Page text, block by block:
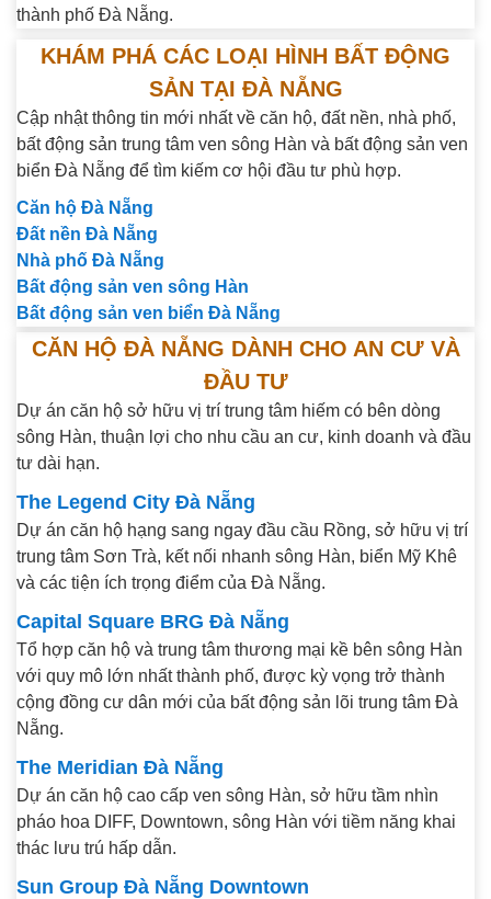
thành phố Đà Nẵng.
KHÁM PHÁ CÁC LOẠI HÌNH BẤT ĐỘNG
SẢN TẠI ĐÀ NẴNG
Cập nhật thông tin mới nhất về căn hộ, đất nền, nhà phố,
bất động sản trung tâm ven sông Hàn và bất động sản ven
biển Đà Nẵng để tìm kiếm cơ hội đầu tư phù hợp.
Căn hộ Đà Nẵng
Đất nền Đà Nẵng
Nhà phố Đà Nẵng
Bất động sản ven sông Hàn
Bất động sản ven biển Đà Nẵng
CĂN HỘ ĐÀ NẴNG DÀNH CHO AN CƯ VÀ
ĐẦU TƯ
Dự án căn hộ sở hữu vị trí trung tâm hiếm có bên dòng
sông Hàn, thuận lợi cho nhu cầu an cư, kinh doanh và đầu
tư dài hạn.
The Legend City Đà Nẵng
Dự án căn hộ hạng sang ngay đầu cầu Rồng, sở hữu vị trí
trung tâm Sơn Trà, kết nối nhanh sông Hàn, biển Mỹ Khê
và các tiện ích trọng điểm của Đà Nẵng.
Capital Square BRG Đà Nẵng
Tổ hợp căn hộ và trung tâm thương mại kề bên sông Hàn
với quy mô lớn nhất thành phố, được kỳ vọng trở thành
cộng đồng cư dân mới của bất động sản lõi trung tâm Đà
Nẵng.
The Meridian Đà Nẵng
Dự án căn hộ cao cấp ven sông Hàn, sở hữu tầm nhìn
pháo hoa DIFF, Downtown, sông Hàn với tiềm năng khai
thác lưu trú hấp dẫn.
Sun Group Đà Nẵng Downtown